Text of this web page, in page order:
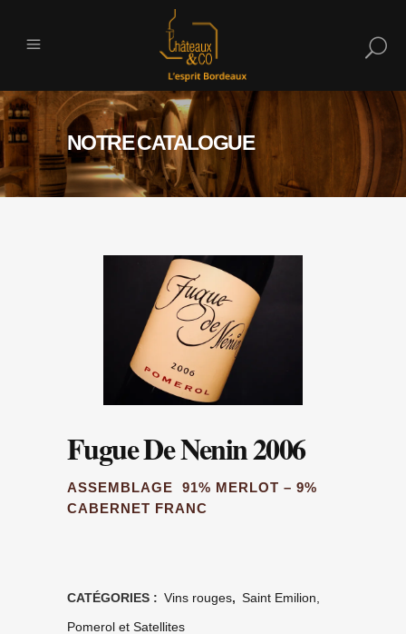
NOTRE CATALOGUE
Fugue De Nenin 2006
ASSEMBLAGE 91% MERLOT – 9%
CABERNET FRANC
CATÉGORIES : Vins rouges, Saint Emilion,
Pomerol et Satellites